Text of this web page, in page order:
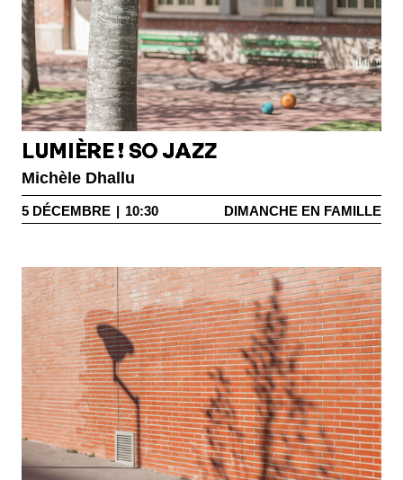
LUMIÈRE ! SO JAZZ
Michèle Dhallu
5 DÉCEMBRE | 10:30 DIMANCHE EN FAMILLE